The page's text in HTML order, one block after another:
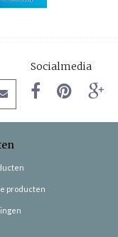
Socialmedia
producten